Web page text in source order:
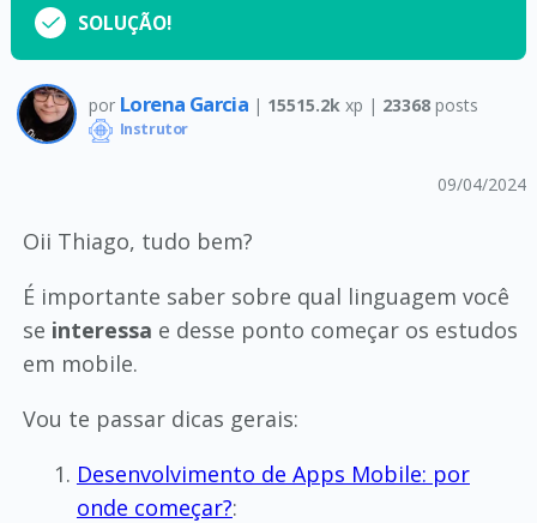
SOLUÇÃO!
por Lorena Garcia | 15515.2k xp | 23368posts
Instrutor
09/04/2024
Oii Thiago, tudo bem?
É importante saber sobre qual linguagem você
se interessa e desse ponto começar os estudos
em mobile.
Vou te passar dicas gerais:
Desenvolvimento de Apps Mobile: por
onde começar?: